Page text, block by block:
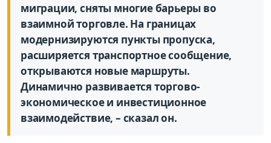
миграции, сняты многие барьеры во
взаимной торговле. На границах
модернизируются пункты пропуска,
расширяется транспортное сообщение,
открываются новые маршруты.
Динамично развивается торгово-
экономическое и инвестиционное
взаимодействие, – сказал он.